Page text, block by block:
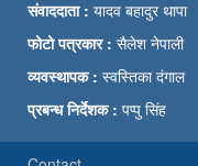
संवाददाता : यादव बहादुर थापा
फोटो पत्रकार : सैलेश नेपाली
व्यवस्थापक : स्वस्तिका दंगाल
प्रबन्ध निर्देशक : पप्पु सिंह